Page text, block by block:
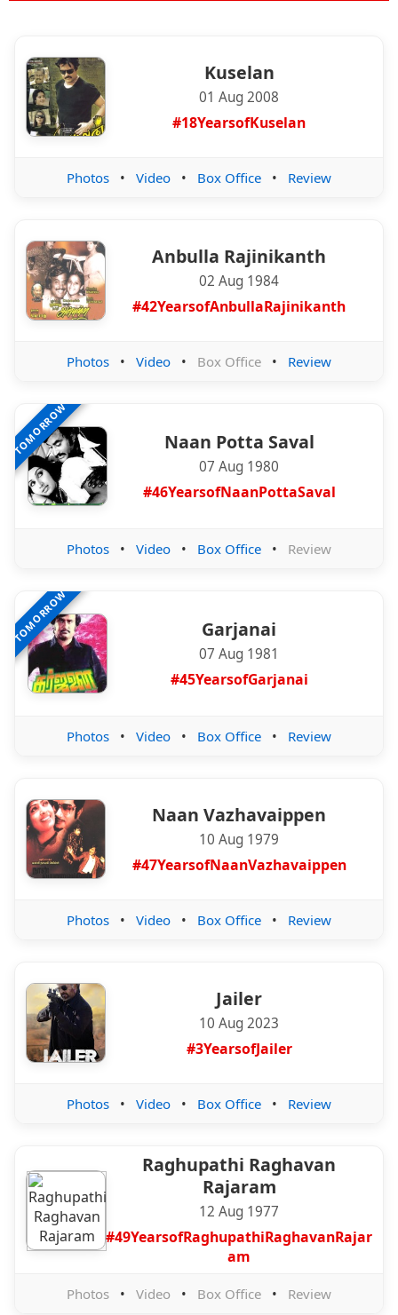
Kuselan
01 Aug 2008
#18YearsofKuselan
Photos • Video • Box Office • Review
Anbulla Rajinikanth
02 Aug 1984
#42YearsofAnbullaRajinikanth
Photos • Video • Box Office • Review
TOMORROW Naan Potta Saval
07 Aug 1980
#46YearsofNaanPottaSaval
Photos • Video • Box Office • Review
TOMORROW Garjanai
07 Aug 1981
#45YearsofGarjanai
Photos • Video • Box Office • Review
Naan Vazhavaippen
10 Aug 1979
#47YearsofNaanVazhavaippen
Photos • Video • Box Office • Review
Jailer
10 Aug 2023
#3YearsofJailer
Photos • Video • Box Office • Review
Raghupathi Raghavan
Rajaram
12 Aug 1977
#49YearsofRaghupathiRaghavanRajar
am
Photos • Video • Box Office • Review